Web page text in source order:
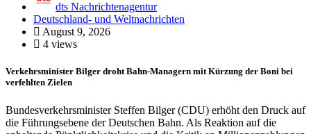
dts Nachrichtenagentur
Deutschland- und Weltnachrichten
August 9, 2026
4 views
Verkehrsminister Bilger droht Bahn-Managern mit Kürzung der Boni bei
verfehlten Zielen
Bundesverkehrsminister Steffen Bilger (CDU) erhöht den Druck auf
die Führungsebene der Deutschen Bahn. Als Reaktion auf die